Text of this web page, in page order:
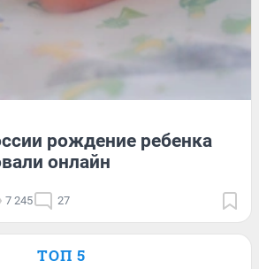
рождение ребенка
онлайн
7 245 27
ТОП 5